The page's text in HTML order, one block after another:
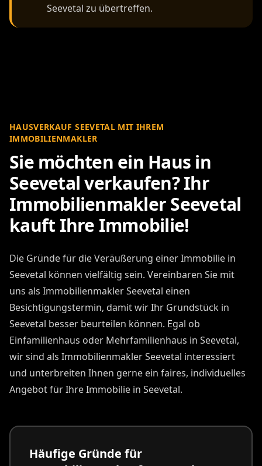
Seevetal zu übertreffen.
HAUSVERKAUF SEEVETAL MIT IHREM
IMMOBILIENMAKLER
Sie möchten ein Haus in
Seevetal verkaufen? Ihr
Immobilienmakler Seevetal
kauft Ihre Immobilie!
Die Gründe für die Veräußerung einer Immobilie in
Seevetal können vielfältig sein. Vereinbaren Sie mit
uns als Immobilienmakler Seevetal einen
Besichtigungstermin, damit wir Ihr Grundstück in
Seevetal besser beurteilen können. Egal ob
Einfamilienhaus oder Mehrfamilienhaus in Seevetal,
wir sind als Immobilienmakler Seevetal interessiert
und unterbreiten Ihnen gerne ein faires, individuelles
Angebot für Ihre Immobilie in Seevetal.
Häufige Gründe für